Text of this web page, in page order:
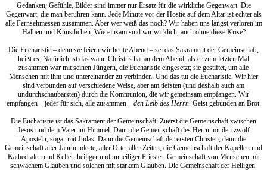
Gedanken, Gefühle, Bilder sind immer nur Ersatz für die wirkliche Gegenwart. Die
Gegenwart, die man berühren kann. Jede Minute vor der Hostie auf dem Altar ist echter als
alle Fernsehmessen zusammen. Aber wer weiß das noch? Wir haben uns längst verloren im
Halben und Künstlichen. Wie einsam sind wir wirklich, auch ohne diese Krise?
Die Eucharistie – denn sie feiern wir heute Abend – sei das Sakrament der Gemeinschaft,
heißt es. Natürlich ist das wahr. Christus hat an dem Abend, als er zum letzten Mal
zusammen war mit seinen Jüngern, die Eucharistie eingesetzt; sie gestiftet, um alle
Menschen mit ihm und untereinander zu verbinden. Und das tut die Eucharistie. Wir hier
sind verbunden auf verschiedene Weise, aber am tiefsten (und deshalb auch am
undurchschaubarsten) durch die Kommunion, die wir gemeinsam empfangen. Wir
empfangen – jeder für sich, alle zusammen – den Leib des Herrn. Geist gebunden an Brot.
Die Eucharistie ist das Sakrament der Gemeinschaft. Zuerst die Gemeinschaft zwischen
Jesus und dem Vater im Himmel. Dann die Gemeinschaft des Herrn mit den zwölf
Aposteln, sogar mit Judas. Dann die Gemeinschaft der ersten Christen, dann die
Gemeinschaft aller Jahrhunderte, aller Orte, aller Zeiten; die Gemeinschaft der Kapellen und
Kathedralen und Keller, heiliger und unheiliger Priester, Gemeinschaft von Menschen mit
schwachem Glauben und solchen mit starkem Glauben. Die Gemeinschaft der Heiligen.